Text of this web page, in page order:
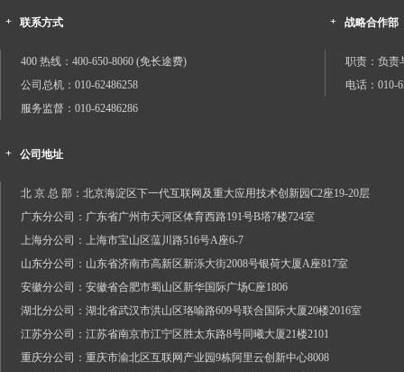
+ 联系方式
400 热线：400-650-8060 (免长途费)
公司总机：010-62486258
服务监督：010-62486286
+ 战略合作部
职责：负责
电话：010-
+ 公司地址
北 京 总 部：北京海淀区下一代互联网及重大应用技术创新园C2座19-20层
广东分公司：广东省广州市天河区体育西路191号B塔7楼724室
上海分公司：上海市宝山区蕰川路516号A座6-7
山东分公司：山东省济南市高新区新泺大街2008号银荷大厦A座817室
安徽分公司：安徽省合肥市蜀山区新华国际广场C座1806
湖北分公司：湖北省武汉市洪山区珞喻路609号联合国际大厦20楼2016室
江苏分公司：江苏省南京市江宁区胜太东路8号同曦大厦21楼2101
重庆分公司：重庆市渝北区互联网产业园9栋阿里云创新中心8008